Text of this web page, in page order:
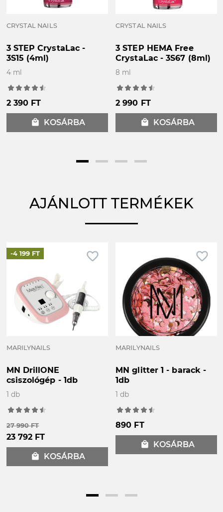
CRYSTAL NAILS
3 STEP CrystaLac -
3S15 (4ml)
4 ml
2 390 FT
local_mall KOSÁRBA
CRYSTAL NAILS
3 STEP HEMA Free
CrystaLac - 3S67 (8ml)
8 ml
2 990 FT
local_mall KOSÁRBA
AJÁNLOTT TERMÉKEK
favorite_border
-4 199 FT
MARILYNAILS
MN DrillONE
csiszológép - 1db
1 db
27 990 FT
23 792 FT
local_mall KOSÁRBA
favorite_border
MARILYNAILS
MN glitter 1 - barack -
1db
1 db
890 FT
local_mall KOSÁRBA